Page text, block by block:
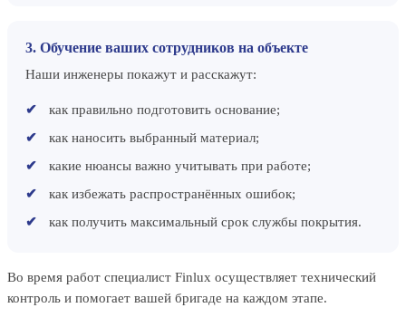
3. Обучение ваших сотрудников на объекте
Наши инженеры покажут и расскажут:
как правильно подготовить основание;
как наносить выбранный материал;
какие нюансы важно учитывать при работе;
как избежать распространённых ошибок;
как получить максимальный срок службы покрытия.
Во время работ специалист Finlux осуществляет технический
контроль и помогает вашей бригаде на каждом этапе.